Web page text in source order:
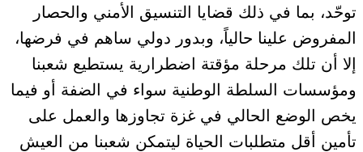
توحّد، بما في ذلك قضايا التنسيق الأمني والحصار
المفروض علينا حالياً، وبدور دولي ساهم في فرضها،
إلا أن تلك مرحلة مؤقتة اضطرارية يستطيع شعبنا
ومؤسسات السلطة الوطنية سواء في الضفة أو فيما
يخص الوضع الحالي في غزة تجاوزها والعمل على
تأمين أقل متطلبات الحياة ليتمكن شعبنا من العيش